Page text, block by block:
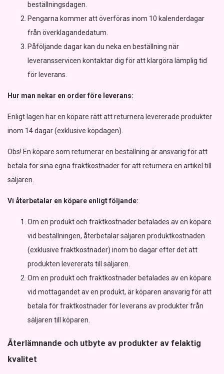
beställningsdagen.
Pengarna kommer att överföras inom 10 kalenderdagar
från överklagandedatum.
Påföljande dagar kan du neka en beställning när
leveransservicen kontaktar dig för att klargöra lämplig tid
för leverans.
Hur man nekar en order före leverans:
Enligt lagen har en köpare rätt att returnera levererade produkter
inom 14 dagar (exklusive köpdagen).
Obs! En köpare som returnerar en beställning är ansvarig för att
betala för sina egna fraktkostnader för att returnera en artikel till
säljaren.
Vi återbetalar en köpare enligt följande:
Om en produkt och fraktkostnader betalades av en köpare
vid beställningen, återbetalar säljaren produktkostnaden
(exklusive fraktkostnader) inom tio dagar efter det att
produkten levererats till säljaren.
Om en produkt och fraktkostnader betalades av en köpare
vid mottagandet av en produkt, är köparen ansvarig för att
betala för fraktkostnader för leverans av produkter från
säljaren till köparen.
Återlämnande och utbyte av produkter av felaktig
kvalitet